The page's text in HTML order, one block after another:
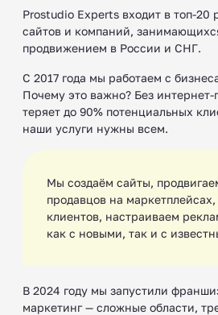
Prostudio Experts входит в топ-20
сайтов и компаний,
продвижением в России и СНГ.
С 2017 года мы работаем с
Почему это важно? Без
теряет до 90% потенциальных
наши услуги нужны всем.
Мы создаём сайты,
продавцов на
клиентов, настраиваем
как с новыми, так и с
В 2024 году мы запустили
маркетинг — сложные области,